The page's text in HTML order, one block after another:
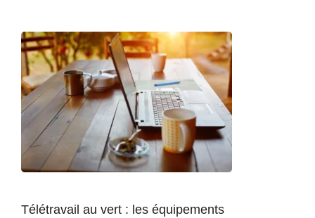
Télétravail au vert : les équipements